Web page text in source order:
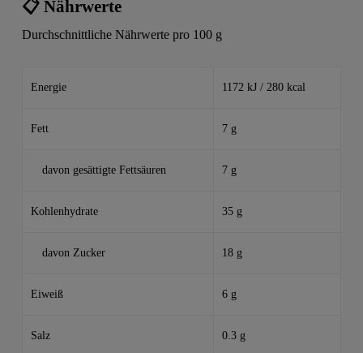
📋 Nährwerte
Durchschnittliche Nährwerte pro 100 g
Energie 1172 kJ / 280 kcal
Fett 7 g
davon gesättigte Fettsäuren 7 g
Kohlenhydrate 35 g
davon Zucker 18 g
Eiweiß 6 g
Salz 0.3 g